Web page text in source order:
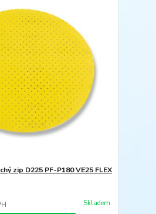
zip D225 PF-P180 VE25 FLEX
Skladem